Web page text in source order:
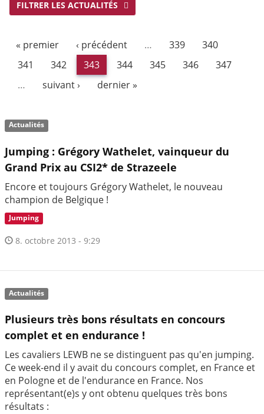
FILTRER LES ACTUALITÉS
« premier ‹ précédent … 339
340
341
342 343 344 345 346
347
…
suivant › dernier »
Actualités
Jumping : Grégory Wathelet, vainqueur du
Grand Prix au CSI2* de Strazeele
Encore et toujours Grégory Wathelet, le nouveau
champion de Belgique !
Jumping
8. octobre 2013 - 9:29
Actualités
Plusieurs très bons résultats en concours
complet et en endurance !
Les cavaliers LEWB ne se distinguent pas qu'en jumping.
Ce week-end il y avait du concours complet, en France et
en Pologne et de l'endurance en France. Nos
représentant(e)s y ont obtenu quelques très bons
résultats :